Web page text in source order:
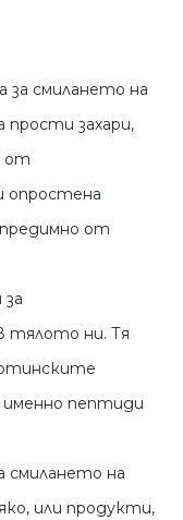
за смилането на
прости захари,
от
опростена
предимно от
тялото ни. Тя
пептиди
смилането на
или продукти,